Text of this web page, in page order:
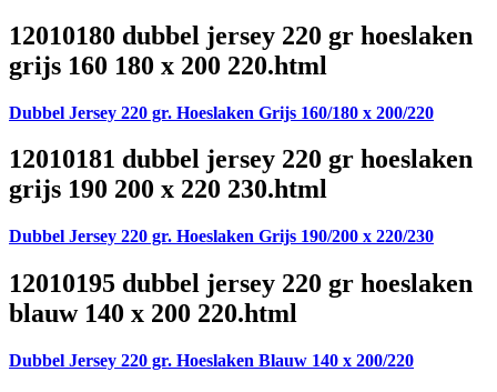
12010180 dubbel jersey 220 gr hoeslaken
grijs 160 180 x 200 220.html
Dubbel Jersey 220 gr. Hoeslaken Grijs 160/180 x 200/220
12010181 dubbel jersey 220 gr hoeslaken
grijs 190 200 x 220 230.html
Dubbel Jersey 220 gr. Hoeslaken Grijs 190/200 x 220/230
12010195 dubbel jersey 220 gr hoeslaken
blauw 140 x 200 220.html
Dubbel Jersey 220 gr. Hoeslaken Blauw 140 x 200/220